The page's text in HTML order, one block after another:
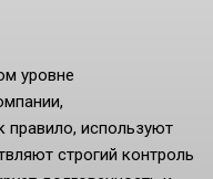
уровне
правило, используют
строгий контроль